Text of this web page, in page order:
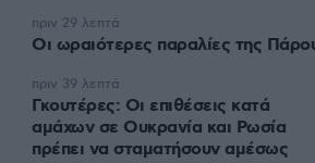
Οι ωραιότερες παραλίες της
πριν 29 λεπτά
Γκουτέρες: Οι επιθέσεις κατά
αμάχων σε Ουκρανία και Ρωσία
πρέπει να σταματήσουν αμέσως
πριν 39 λεπτά